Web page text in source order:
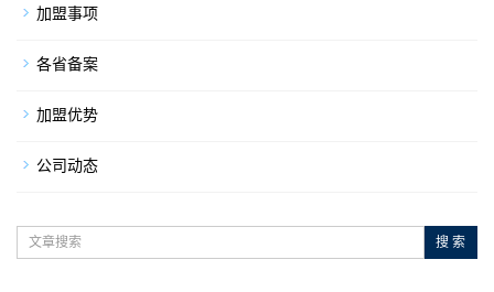
加盟事项
各省备案
加盟优势
公司动态
搜 索